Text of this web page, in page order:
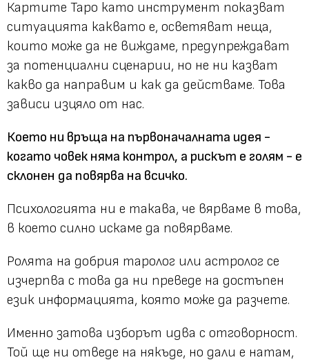
Картите Таро като инструмент показват
ситуацията каквато е, осветяват неща,
които може да не виждаме, предупреждават
за потенциални сценарии, но не ни казват
какво да направим и как да действаме. Това
зависи изцяло от нас.
Което ни връща на първоначалната идея -
когато човек няма контрол, а рискът е голям - е
склонен да повярва на всичко.
Психологията ни е такава, че вярваме в това,
в което силно искаме да повярваме.
Ролята на добрия таролог или астролог се
изчерпва с това да ни преведе на достъпен
език информацията, която може да разчете.
Именно затова изборът идва с отговорност.
Той ще ни отведе на някъде, но дали е натам,